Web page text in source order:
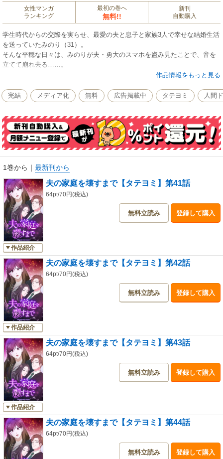
女性マンガ
ランキング
最初の巻へ
無料!!
新刊
自動購入
学生時代からの交際を実らせ、最愛の夫と息子と家族3人で幸せな結婚生活
を送っていたみのり（31）。
そんな平穏な日々は、みのりが夫・勇大のスマホを盗み見たことで、音を
立てて崩れ去る……。
夫の不倫現場を突き止めたみのりは、そこで勇大が見知らぬ女性と高校生
──？」
夫の長年にわたる裏切りを知ったみのりは、勇大が大切にする“もう１つの
作品情報をもっと見る
完結 メディア化 無料 広告掲載中 タテヨミ 人間
1巻から ｜ 最新刊から
作品紹介
夫の家庭を壊すまで【タテヨミ】第41話
64pt/70円(税込)
無料立読み 登録して購入
作品紹介
夫の家庭を壊すまで【タテヨミ】第42話
64pt/70円(税込)
無料立読み 登録して購入
作品紹介
夫の家庭を壊すまで【タテヨミ】第43話
64pt/70円(税込)
無料立読み 登録して購入
夫の家庭を壊すまで【タテヨミ】第44話
64pt/70円(税込)
無料立読み 登録して購入